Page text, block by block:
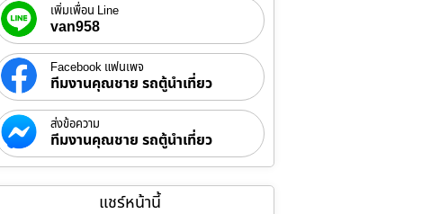
เพิ่มเพื่อน Line
van958
Facebook แฟนเพจ
ทีมงานคุณชาย รถตู้นำเที่ยว
ส่งข้อความ
ทีมงานคุณชาย รถตู้นำเที่ยว
แชร์หน้านี้